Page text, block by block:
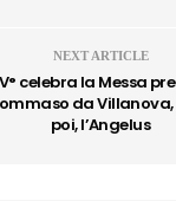
NEXT ARTICLE
celebra la Messa
da
poi, l’Angelus